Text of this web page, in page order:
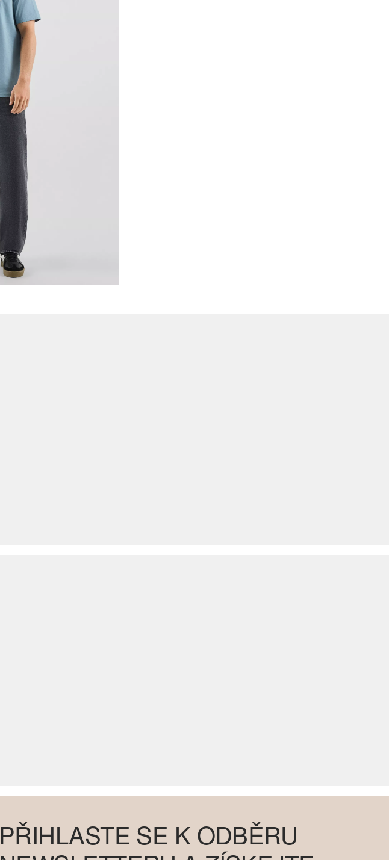
PŘIHLASTE SE K ODBĚRU